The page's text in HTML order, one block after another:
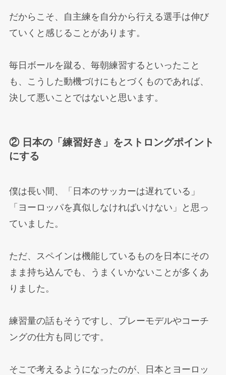
だからこそ、自主練を自分から行える選手は伸び
ていくと感じることがあります。
毎日ボールを蹴る、毎朝練習するといったこと
も、こうした動機づけにもとづくものであれば、
決して悪いことではないと思います。
② 日本の「練習好き」をストロングポイント
にする
僕は長い間、「日本のサッカーは遅れている」
「ヨーロッパを真似しなければいけない」と思っ
ていました。
ただ、スペインは機能しているものを日本にその
まま持ち込んでも、うまくいかないことが多くあ
りました。
練習量の話もそうですし、プレーモデルやコーチ
ングの仕方も同じです。
そこで考えるようになったのが、日本とヨーロッ